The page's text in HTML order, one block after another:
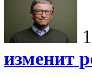
изменит